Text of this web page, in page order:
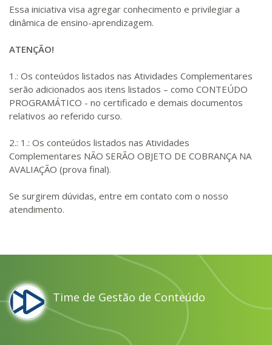
Essa iniciativa visa agregar conhecimento e privilegiar a
dinâmica de ensino-aprendizagem.
ATENÇÃO!
1.: Os conteúdos listados nas Atividades Complementares
serão adicionados aos itens listados – como CONTEÚDO
PROGRAMÁTICO - no certificado e demais documentos
relativos ao referido curso.
2.: 1.: Os conteúdos listados nas Atividades
Complementares NÃO SERÃO OBJETO DE COBRANÇA NA
AVALIAÇÃO (prova final).
Se surgirem dúvidas, entre em contato com o nosso
atendimento.
Time de Gestão de Conteúdo